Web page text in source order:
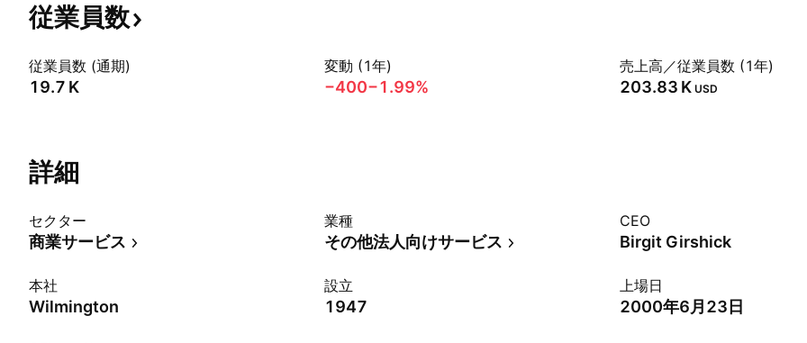
従業員数
従業員数 (通期)
‪19.7 K‬
変動 (1年)
−400−1.99%
売上高／従業員数 (1年)
‪203.83 K‬ USD
詳細
セクター
商業サービス
業種
その他法人向けサービス
CEO
Birgit Girshick
本社
Wilmington
設立
1947
上場日
2000年6月23日